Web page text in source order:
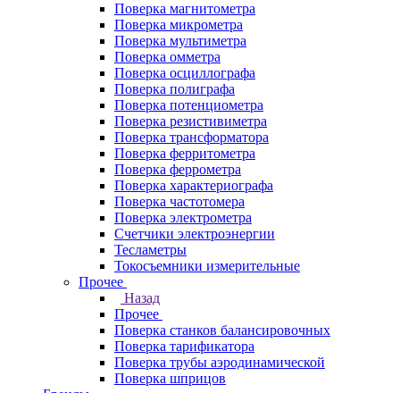
Поверка магнитометра
Поверка микрометра
Поверка мультиметра
Поверка омметра
Поверка осциллографа
Поверка полиграфа
Поверка потенциометра
Поверка резистивиметра
Поверка трансформатора
Поверка ферритометра
Поверка феррометра
Поверка характериографа
Поверка частотомера
Поверка электрометра
Счетчики электроэнергии
Тесламетры
Токосъемники измерительные
Прочее
Назад
Прочее
Поверка станков балансировочных
Поверка тарификатора
Поверка трубы аэродинамической
Поверка шприцов